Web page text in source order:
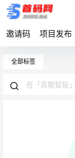
邀请码 项目发布
全部标签